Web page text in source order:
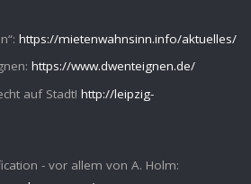
https://mietenwahnsinn.info/aktuelles/
https://www.dwenteignen.de/
auf Stadt! http://leipzig-
- vor allem von A. Holm: